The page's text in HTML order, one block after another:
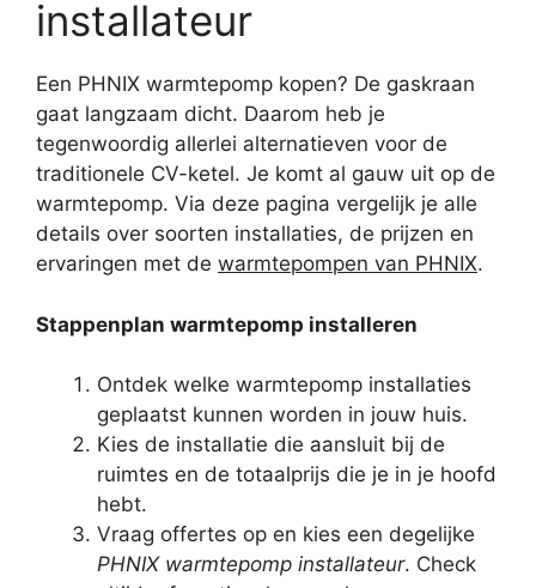
installateur
Een PHNIX warmtepomp kopen? De gaskraan
gaat langzaam dicht. Daarom heb je
tegenwoordig allerlei alternatieven voor de
traditionele CV-ketel. Je komt al gauw uit op de
warmtepomp. Via deze pagina vergelijk je alle
details over soorten installaties, de prijzen en
ervaringen met de warmtepompen van PHNIX.
Stappenplan warmtepomp installeren
Ontdek welke warmtepomp installaties
geplaatst kunnen worden in jouw huis.
Kies de installatie die aansluit bij de
ruimtes en de totaalprijs die je in je hoofd
hebt.
Vraag offertes op en kies een degelijke
PHNIX warmtepomp installateur. Check